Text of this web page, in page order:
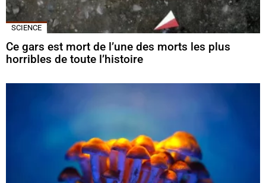
SCIENCE
Ce gars est mort de l’une des morts les plus
horribles de toute l’histoire